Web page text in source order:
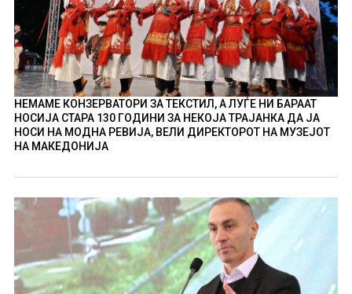
НЕМАМЕ КОНЗЕРВАТОРИ ЗА ТЕКСТИЛ, А ЛУЃЕ НИ БАРААТ
НОСИЈА СТАРА 130 ГОДИНИ ЗА НЕКОЈА ТРАЈАНКА ДА ЈА
НОСИ НА МОДНА РЕВИЈА, ВЕЛИ ДИРЕКТОРОТ НА МУЗЕЈОТ
НА МАКЕДОНИЈА